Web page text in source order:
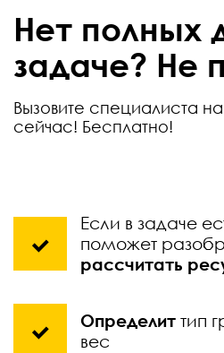
Нет полных
задаче? Не
Вызовите специалиста
сейчас! Бесплатно!
Если в задаче
поможет
рассчитать
Определит тип
вес